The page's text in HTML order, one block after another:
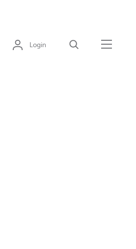
Login